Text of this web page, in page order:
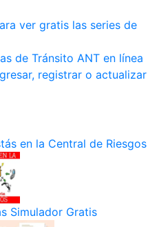
ver gratis las series de
de Tránsito ANT en línea
registrar o actualizar
en la Central de Riesgos
Simulador Gratis